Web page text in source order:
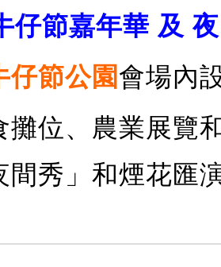
仔節嘉年華 及
仔節公園會場內
攤位、農業展覽
間秀」和煙花匯